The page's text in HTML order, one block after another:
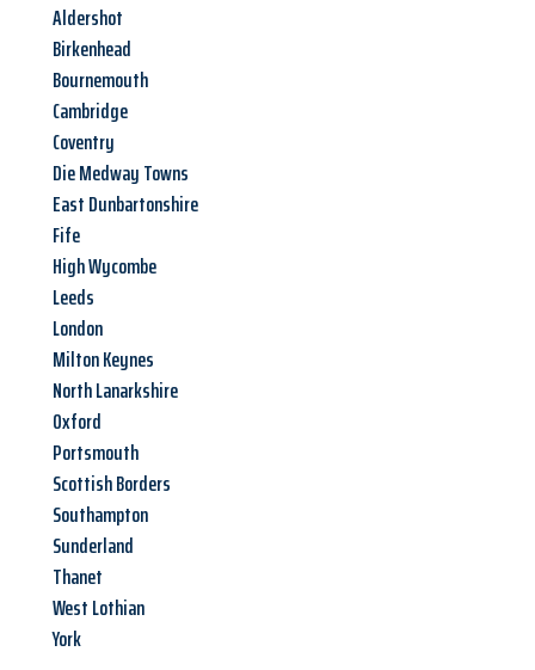
Aldershot
Birkenhead
Bournemouth
Cambridge
Coventry
Die Medway Towns
East Dunbartonshire
Fife
High Wycombe
Leeds
London
Milton Keynes
North Lanarkshire
Oxford
Portsmouth
Scottish Borders
Southampton
Sunderland
Thanet
West Lothian
York